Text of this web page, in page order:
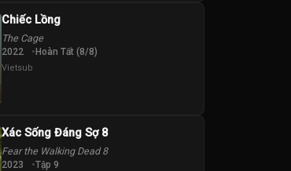
Chiếc Lồng
The Cage
2022 Hoàn Tất (8/8)
Vietsub
Xác Sống Đáng Sợ 8
Fear the Walking Dead 8
2023 Tập 9